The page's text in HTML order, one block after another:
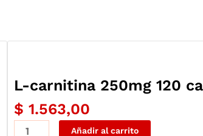
L-carnitina 250mg 120
$ 1.563,00
Añadir al carrito